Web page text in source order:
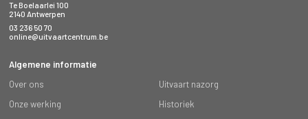
Te Boelaarlei 100
2140 Antwerpen
03 236 50 70
online@uitvaartcentrum.be
Algemene informatie
Over ons
Uitvaart nazorg
Onze werking
Historiek